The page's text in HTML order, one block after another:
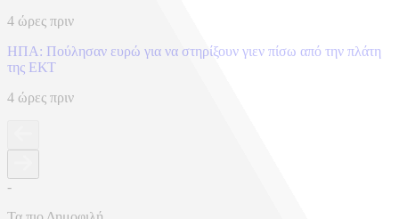
4 ώρες πριν
ΗΠΑ: Πούλησαν ευρώ για να στηρίξουν γιεν πίσω από την πλάτη
της ΕΚΤ
4 ώρες πριν
-